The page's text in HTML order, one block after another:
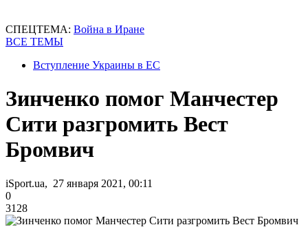
СПЕЦТЕМА: Война в Иране
ВСЕ ТЕМЫ
Вступление Украины в ЕС
Зинченко помог Манчестер
Сити разгромить Вест
Бромвич
iSport.ua, 27 января 2021, 00:11
0
3128